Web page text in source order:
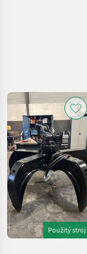
Použitý stroj